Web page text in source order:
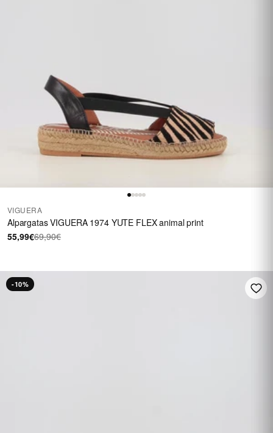
VIGUERA
Alpargatas VIGUERA 1974 YUTE FLEX animal print
55,99€69,90€
-10%